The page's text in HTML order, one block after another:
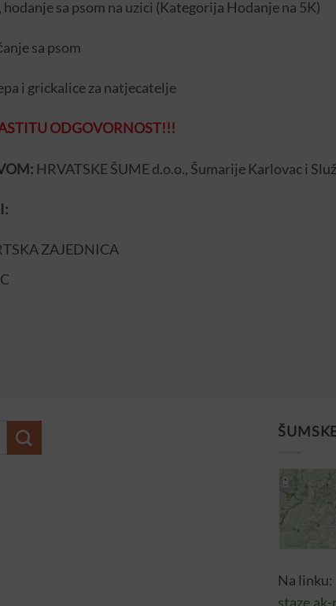
sa psom na uzici (Kategorija Hodanje na 5K)
sa psom
i grickalice za natjecatelje
ODGOVORNOST!!!
HRVATSKE ŠUME d.o.o., Šumarije Karlovac i
ZAJEDNICA
Na linku: